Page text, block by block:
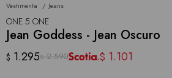
Vestimenta Jeans
ONE 5 ONE
Jean Goddess - Jean Oscuro
$ 1.295$ 2.590 $ 1.101